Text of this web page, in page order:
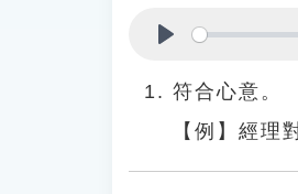
符合心意。
【例】經理